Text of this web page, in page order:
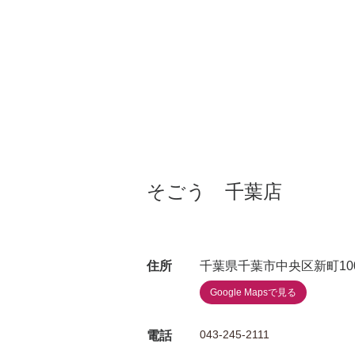
そごう 千葉店
住所 千葉県千葉市中央区新町
Google Mapsで見る
電話 043-245-2111